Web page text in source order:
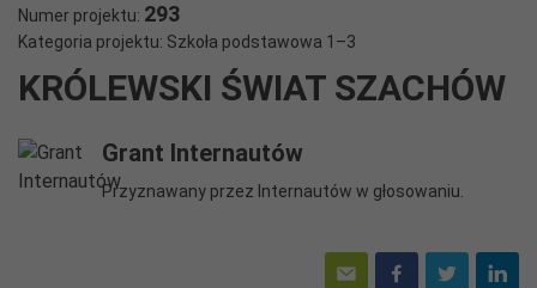
Numer projektu: 293
Kategoria projektu: Szkoła podstawowa 1–3
KRÓLEWSKI ŚWIAT SZACHÓW
Grant Internautów
Przyznawany przez Internautów w głosowaniu.